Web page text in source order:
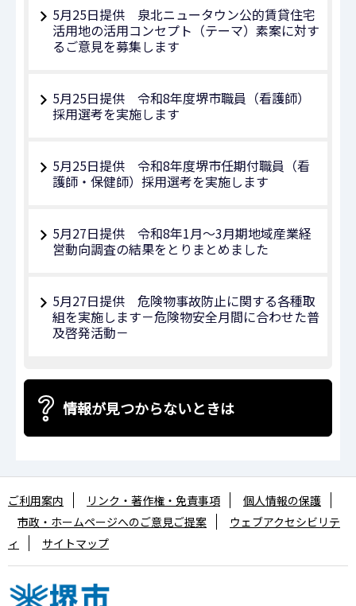
5月25日提供 泉北ニュータウン公的賃貸住宅
活用地の活用コンセプト（テーマ）素案に対す
るご意見を募集します
5月25日提供 令和8年度堺市職員（看護師）
採用選考を実施します
5月25日提供 令和8年度堺市任期付職員（看
護師・保健師）採用選考を実施します
5月27日提供 令和8年1月～3月期地域産業経
営動向調査の結果をとりまとめました
5月27日提供 危険物事故防止に関する各種取
組を実施します－危険物安全月間に合わせた普
及啓発活動－
情報が見つからないときは
ご利用案内 リンク・著作権・免責事項
個人情報の保護
市政・ホームページへのご意見ご提案
ウェブアクセシビリテ
ィ
サイトマップ